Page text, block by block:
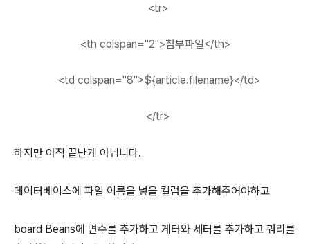
<tr>
<th colspan="2">첨부파일</th>
<td colspan="8">${article.filename}</td>
</tr>
하지만 아직 끝난게 아닙니다.
데이터베이스에 파일 이름을 넣을 칼럼을 추가해주어야하고
board Beans에 변수를 추가하고 게터와 세터를 추가하고 쿼리를